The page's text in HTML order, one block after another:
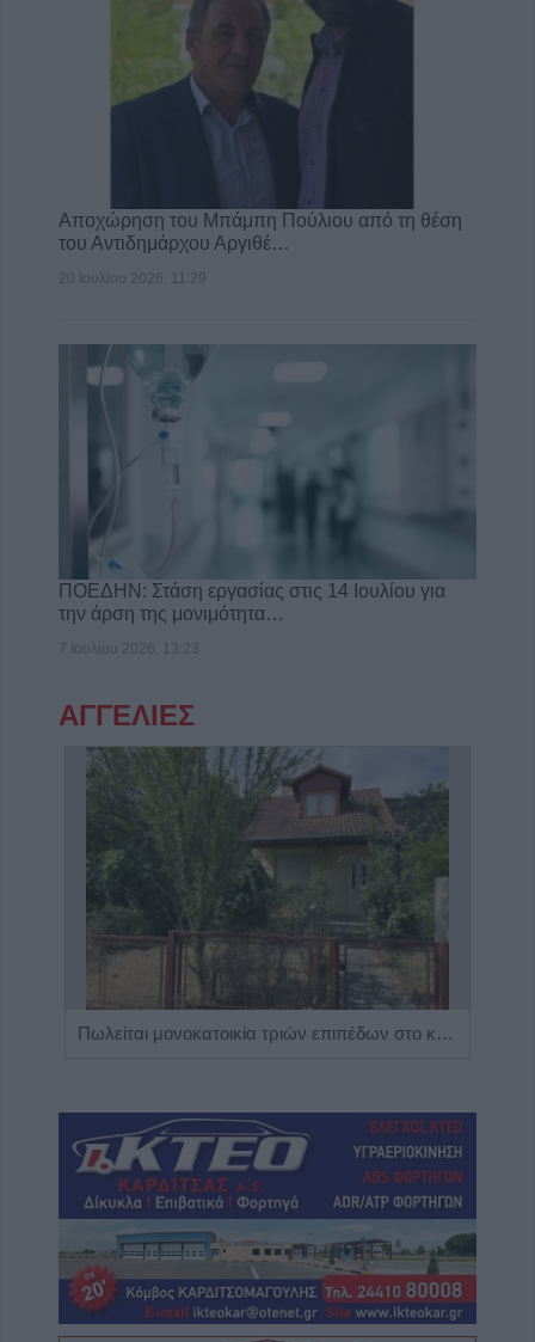
Αποχώρηση του Μπάμπη Πούλιου από τη θέση
του Αντιδημάρχου Αργιθέ…
20 Ιουλίου 2026, 11:29
ΠΟΕΔΗΝ: Στάση εργασίας στις 14 Ιουλίου για
την άρση της μονιμότητα…
7 Ιουλίου 2026, 13:23
ΑΓΓΕΛΙΕΣ
Πωλείται μονοκατοικία τριών επιπέδων στο καταπράσινο Πευκόφυτο Καρδίτσας